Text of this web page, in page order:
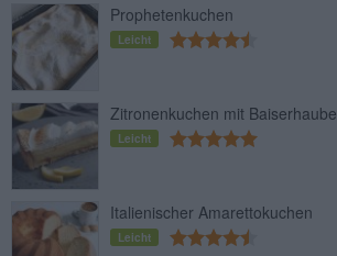
Prophetenkuchen
Leicht
Zitronenkuchen mit Baiserhaube
Leicht
Italienischer Amarettokuchen
Leicht